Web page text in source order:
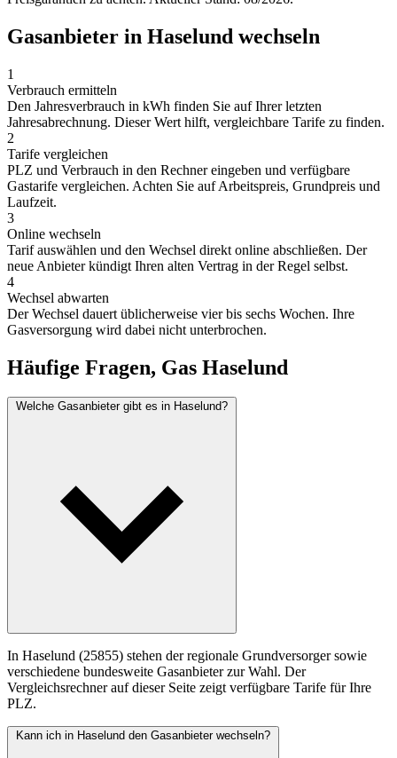
Gasanbieter in Haselund wechseln
1
Verbrauch ermitteln
Den Jahresverbrauch in kWh finden Sie auf Ihrer letzten
Jahresabrechnung. Dieser Wert hilft, vergleichbare Tarife zu finden.
2
Tarife vergleichen
PLZ und Verbrauch in den Rechner eingeben und verfügbare
Gastarife vergleichen. Achten Sie auf Arbeitspreis, Grundpreis und
Laufzeit.
3
Online wechseln
Tarif auswählen und den Wechsel direkt online abschließen. Der
neue Anbieter kündigt Ihren alten Vertrag in der Regel selbst.
4
Wechsel abwarten
Der Wechsel dauert üblicherweise vier bis sechs Wochen. Ihre
Gasversorgung wird dabei nicht unterbrochen.
Häufige Fragen, Gas Haselund
Welche Gasanbieter gibt es in Haselund?
In Haselund (25855) stehen der regionale Grundversorger sowie
verschiedene bundesweite Gasanbieter zur Wahl. Der
Vergleichsrechner auf dieser Seite zeigt verfügbare Tarife für Ihre
PLZ.
Kann ich in Haselund den Gasanbieter wechseln?